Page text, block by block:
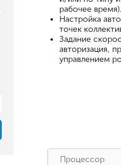
рабочее время).
Настройка
точек
Задание
авторизация,
управлением
Процессор